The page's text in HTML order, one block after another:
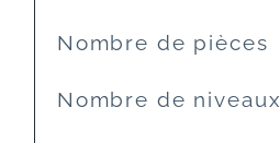
Nombre de pièces
Nombre de niveaux